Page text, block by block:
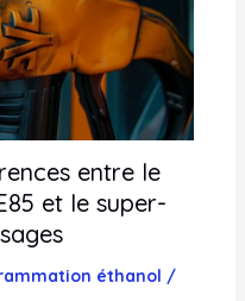
entre le
et le super-
éthanol /